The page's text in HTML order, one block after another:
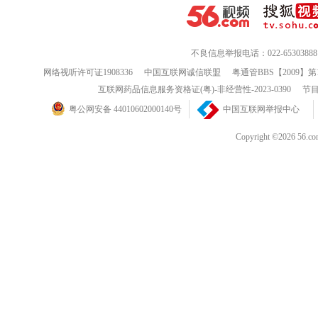
不良信息举报电话：022-65303888
网络视听许可证1908336
中国互联网诚信联盟
粤通管BBS【2009】
互联网药品信息服务资格证(粤)-非经营性-2023-0390
节
粤公网安备 44010602000140号
中国互联网举报中心
Copyright ©2026